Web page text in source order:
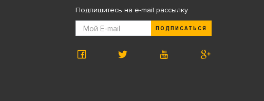
Подпишитесь на e-mail рассылку
ПОДПИСАТЬСЯ